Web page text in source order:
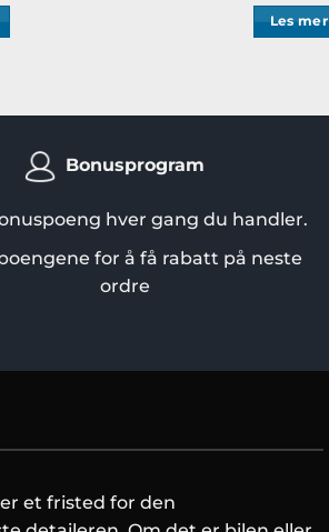
Les mer
Bonusprogram
hver gang du handler.
for å få rabatt på neste
ordre
et fristed for den